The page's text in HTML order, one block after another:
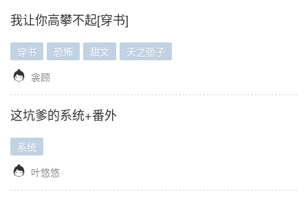
我让你高攀不起[穿书]
穿书 恐怖 甜文 天之骄子
 衾顾
这坑爹的系统+番外
系统
 叶悠悠